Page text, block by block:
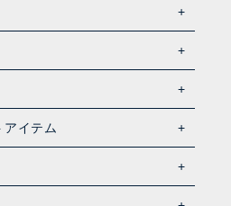
アイテム